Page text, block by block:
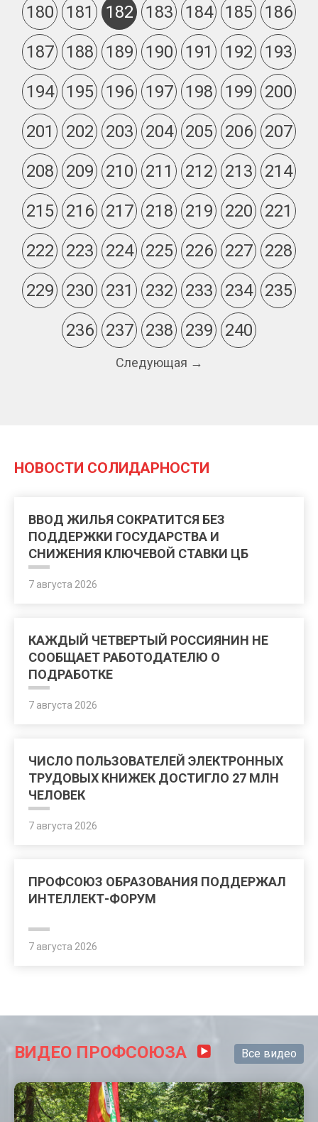
180
181 182 183 184 185
186
187
188 189 190 191 192
193
194
195 196 197 198 199
200
201
202 203 204 205 206
207
208
209 210 211 212 213
214
215
216 217 218 219 220
221
222
223 224 225 226 227
228
229
230 231 232 233 234
235
236
237 238 239 240
Следующая →
НОВОСТИ СОЛИДАРНОСТИ
ВВОД ЖИЛЬЯ СОКРАТИТСЯ БЕЗ
ПОДДЕРЖКИ ГОСУДАРСТВА И
СНИЖЕНИЯ КЛЮЧЕВОЙ СТАВКИ ЦБ
7 августа 2026
КАЖДЫЙ ЧЕТВЕРТЫЙ РОССИЯНИН НЕ
СООБЩАЕТ РАБОТОДАТЕЛЮ О
ПОДРАБОТКЕ
7 августа 2026
ЧИСЛО ПОЛЬЗОВАТЕЛЕЙ ЭЛЕКТРОННЫХ
ТРУДОВЫХ КНИЖЕК ДОСТИГЛО 27 МЛН
ЧЕЛОВЕК
7 августа 2026
ПРОФСОЮЗ ОБРАЗОВАНИЯ ПОДДЕРЖАЛ
ИНТЕЛЛЕКТ-ФОРУМ
7 августа 2026
ВИДЕО ПРОФСОЮЗА Все видео